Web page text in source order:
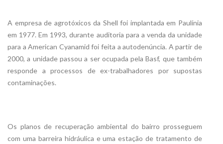
A empresa de agrotóxicos da Shell foi implantada em Paulínia
em 1977. Em 1993, durante auditoria para a venda da unidade
para a American Cyanamid foi feita a autodenúncia. A partir de
2000, a unidade passou a ser ocupada pela Basf, que também
responde a processos de ex-trabalhadores por supostas
contaminações.
Os planos de recuperação ambiental do bairro prosseguem
com uma barreira hidráulica e uma estação de tratamento de